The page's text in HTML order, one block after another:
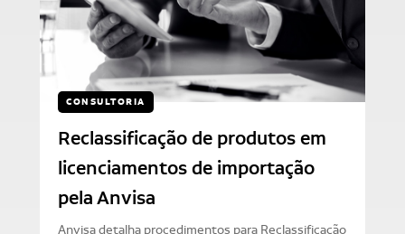
CONSULTORIA
Reclassificação de produtos em
licenciamentos de importação
pela Anvisa
Anvisa detalha procedimentos para Reclassificação